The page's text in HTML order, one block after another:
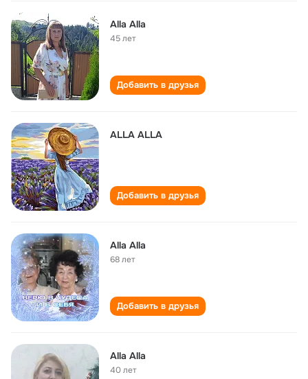
Alla Alla
45 лет
Добавить в друзья
ALLA ALLA
Добавить в друзья
Alla Alla
68 лет
Добавить в друзья
Alla Alla
40 лет